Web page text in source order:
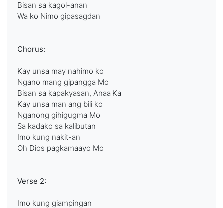
Bisan sa kagol-anan
Wa ko Nimo gipasagdan
Chorus:
Kay unsa may nahimo ko
Ngano mang gipangga Mo
Bisan sa kapakyasan, Anaa Ka
Kay unsa man ang bili ko
Nganong gihigugma Mo
Sa kadako sa kalibutan
Imo kung nakit-an
Oh Dios pagkamaayo Mo
Verse 2:
Imo kung giampingan